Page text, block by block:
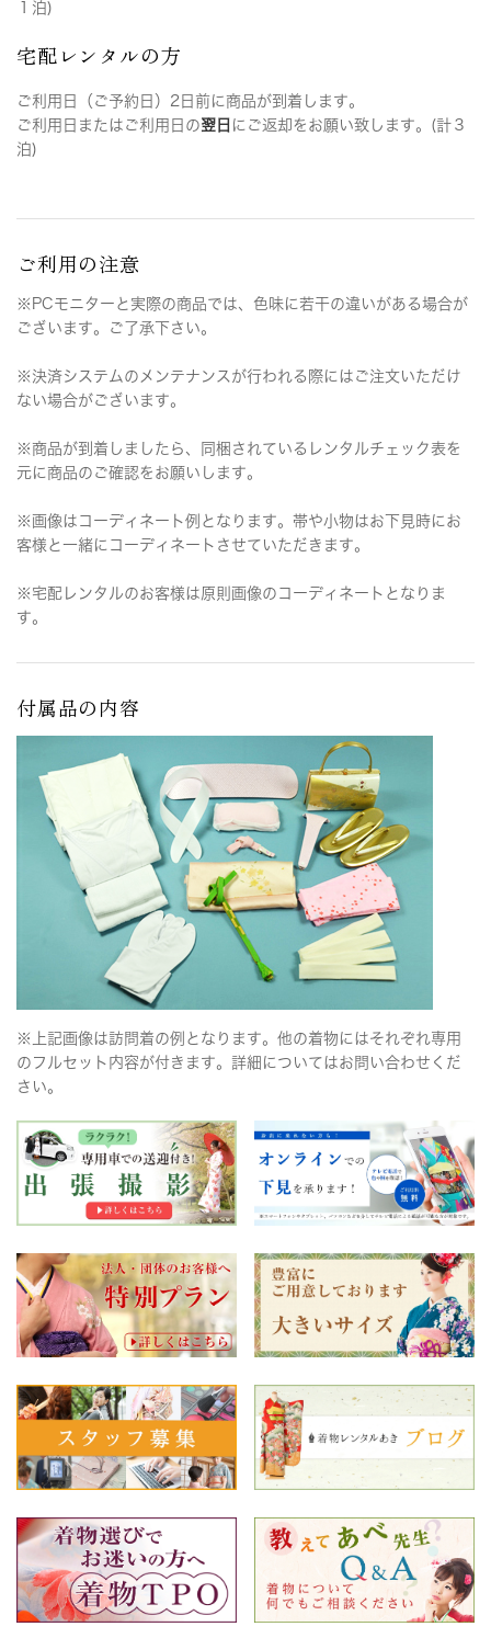
１泊)
宅配レンタルの方
ご利用日（ご予約日）2日前に商品が到着します。
ご利用日またはご利用日の翌日 にご返却をお願い致します。(計３
泊)
ご利用の注意
※PCモニターと実際の商品では、色味に若干の違いがある場合が
ございます。ご了承下さい。
※決済システムのメンテナンスが行われる際にはご注文いただけ
ない場合がございます。
※商品が到着しましたら、同梱されているレンタルチェック表を
元に商品のご確認をお願いします。
※画像はコーディネート例となります。帯や小物はお下見時にお
客様と一緒にコーディネートさせていただきます。
※宅配レンタルのお客様は原則画像のコーディネートとなりま
す。
付属品の内容
※上記画像は訪問着の例となります。他の着物にはそれぞれ専用
のフルセット内容が付きます。詳細についてはお問い合わせくだ
さい。